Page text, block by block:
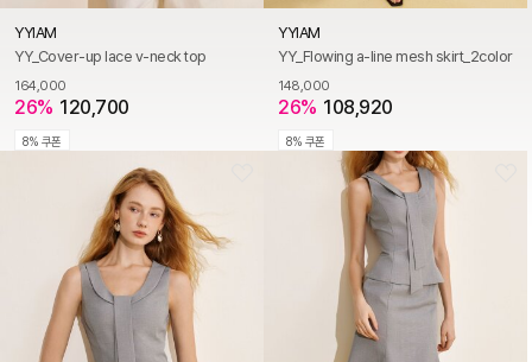
YYIAM
YY_Cover-up lace v-neck top
164,000
26% 120,700
8% 쿠폰
YYIAM
YY_Flowing a-line mesh skirt_2color
148,000
26% 108,920
8% 쿠폰